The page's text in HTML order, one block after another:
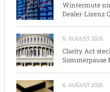
Wintermute
Dealer-Lizenz
6. AUGUST 2026
Clarity Act
Sommerpause
6. AUGUST 2026